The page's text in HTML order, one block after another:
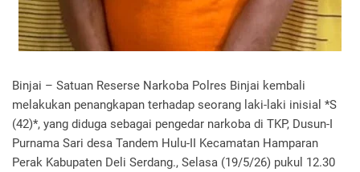
‎Binjai – Satuan Reserse Narkoba Polres Binjai kembali
melakukan penangkapan terhadap seorang laki-laki inisial *S
(42)*, yang diduga sebagai pengedar narkoba di TKP, Dusun-I
Purnama Sari desa Tandem Hulu-II Kecamatan Hamparan
Perak Kabupaten Deli Serdang., Selasa (19/5/26) pukul 12.30